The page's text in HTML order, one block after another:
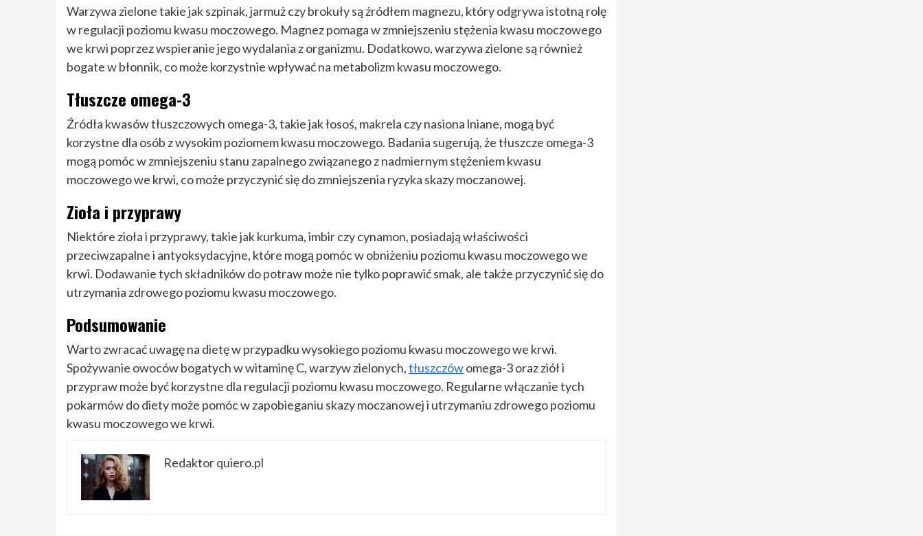
Warzywa zielone takie jak szpinak, jarmuż czy brokuły są źródłem magnezu, który odgrywa istotną rolę
w regulacji poziomu kwasu moczowego. Magnez pomaga w zmniejszeniu stężenia kwasu moczowego
we krwi poprzez wspieranie jego wydalania z organizmu. Dodatkowo, warzywa zielone są również
bogate w błonnik, co może korzystnie wpływać na metabolizm kwasu moczowego.
Tłuszcze omega-3
Źródła kwasów tłuszczowych omega-3, takie jak łosoś, makrela czy nasiona lniane, mogą być
korzystne dla osób z wysokim poziomem kwasu moczowego. Badania sugerują, że tłuszcze omega-3
mogą pomóc w zmniejszeniu stanu zapalnego związanego z nadmiernym stężeniem kwasu
moczowego we krwi, co może przyczynić się do zmniejszenia ryzyka skazy moczanowej.
Zioła i przyprawy
Niektóre zioła i przyprawy, takie jak kurkuma, imbir czy cynamon, posiadają właściwości
przeciwzapalne i antyoksydacyjne, które mogą pomóc w obniżeniu poziomu kwasu moczowego we
krwi. Dodawanie tych składników do potraw może nie tylko poprawić smak, ale także przyczynić się do
utrzymania zdrowego poziomu kwasu moczowego.
Podsumowanie
Warto zwracać uwagę na dietę w przypadku wysokiego poziomu kwasu moczowego we krwi.
Spożywanie owoców bogatych w witaminę C, warzyw zielonych,tłuszczówomega-3 oraz ziół i
przypraw może być korzystne dla regulacji poziomu kwasu moczowego. Regularne włączanie tych
pokarmów do diety może pomóc w zapobieganiu skazy moczanowej i utrzymaniu zdrowego poziomu
kwasu moczowego we krwi.
Redaktor quiero.pl